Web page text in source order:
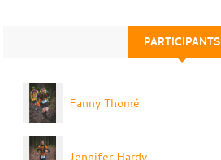
PARTICIPANTS
Fanny Thomé
Jennifer Hardy